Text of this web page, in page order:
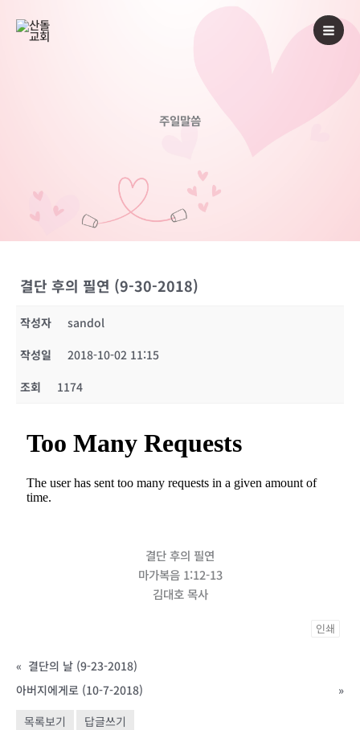
주일말씀
결단 후의 필연 (9-30-2018)
작성자
sandol
작성일
2018-10-02 11:15
조회
1174
결단 후의 필연
마가복음 1:12-13
김대호 목사
인쇄
« 결단의 날 (9-23-2018)
아버지에게로 (10-7-2018)
»
목록보기
답글쓰기